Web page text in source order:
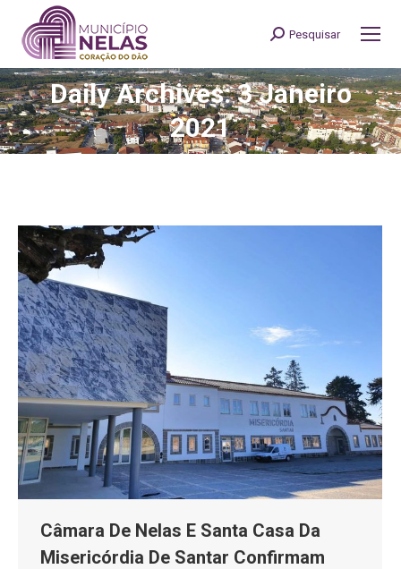
Search:
Pesquisar
Daily Archives: 3 Janeiro
2021
You are here:
Câmara De Nelas E Santa Casa Da
Misericórdia De Santar Confirmam